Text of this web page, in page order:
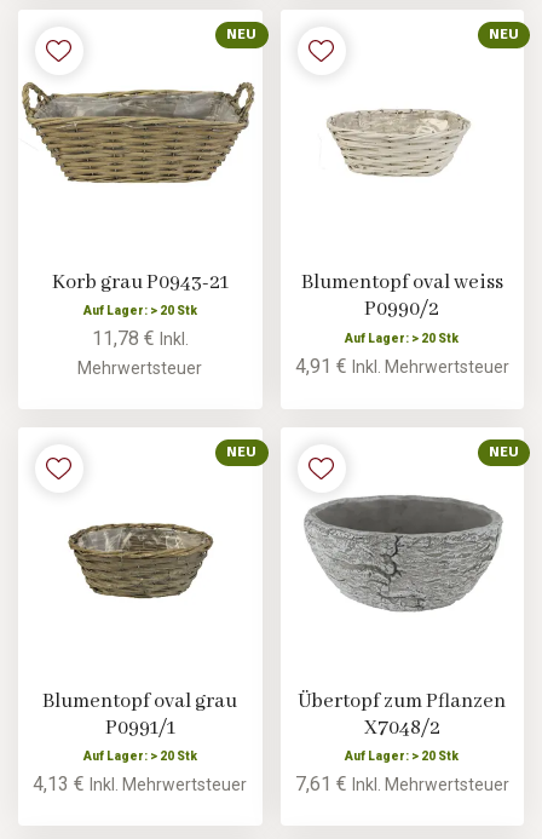
NEU
Korb grau P0943-21
Auf Lager: > 20 Stk
11,78 € Inkl.
Mehrwertsteuer
NEU
Blumentopf oval weiss
P0990/2
Auf Lager: > 20 Stk
4,91 € Inkl. Mehrwertsteuer
NEU
Blumentopf oval grau
P0991/1
Auf Lager: > 20 Stk
4,13 €Inkl. Mehrwertsteuer
NEU
Übertopf zum Pflanzen
X7048/2
Auf Lager: > 20 Stk
7,61 € Inkl. Mehrwertsteuer